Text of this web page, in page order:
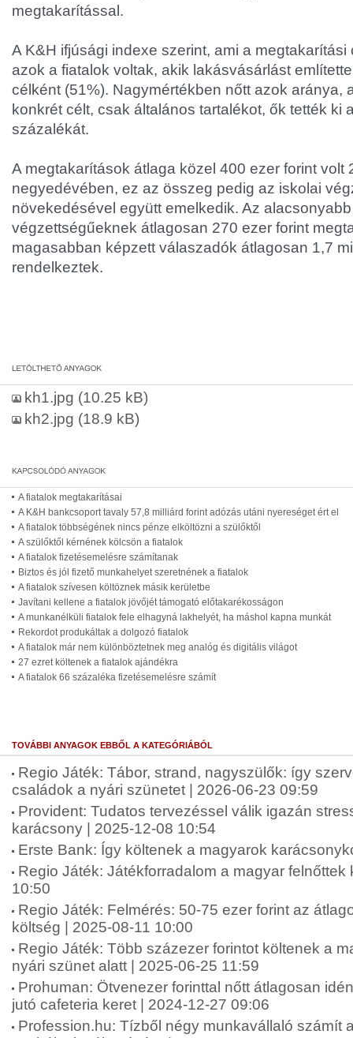
megtakarítással.
A K&H ifjúsági indexe szerint, ami a megtakarítási
azok a fiatalok voltak, akik lakásvásárlást
célként (51%). Nagymértékben nőtt azok aránya,
konkrét célt, csak általános tartalékot, ők tették ki
százalékát.
A megtakarítások átlaga közel 400 ezer forint volt
negyedévében, ez az összeg pedig az iskolai
növekedésével együtt emelkedik. Az
végzettségűeknek átlagosan 270 ezer forint
magasabban képzett válaszadók átlagosan 1,7
rendelkeztek.
kh1.jpg (10.25 kB)
kh2.jpg (18.9 kB)
A fiatalok megtakarításai
A K&H bankcsoport tavaly 57,8 milliárd forint adózás utáni nyereséget ért el
A fiatalok többségének nincs pénze elköltözni a szülőktől
A szülőktől kérnének kölcsön a fiatalok
A fiatalok fizetésemelésre számítanak
Biztos és jól fizető munkahelyet szeretnének a fiatalok
A fiatalok szívesen költöznek másik kerületbe
Javítani kellene a fiatalok jövőjét támogató előtakarékosságon
A munkanélküli fiatalok fele elhagyná lakhelyét, ha máshol kapna munkát
Rekordot produkáltak a dolgozó fiatalok
A fiatalok már nem különböztetnek meg analóg és digitális világot
27 ezret költenek a fiatalok ajándékra
A fiatalok 66 százaléka fizetésemelésre számít
TOVÁBBI ANYAGOK EBBŐL A KATEGÓRIÁBÓL
Regio Játék: Tábor, strand, nagyszülők: így
családok a nyári szünetet | 2026-06-23 09:59
Provident: Tudatos tervezéssel válik igazán
karácsony | 2025-12-08 10:54
Erste Bank: Így költenek a magyarok
Regio Játék: Játékforradalom a magyar felnőttek
10:50
Regio Játék: Felmérés: 50-75 ezer forint az
költség | 2025-08-11 10:00
Regio Játék: Több százezer forintot költenek a
nyári szünet alatt | 2025-06-25 11:59
Prohuman: Ötvenezer forinttal nőtt átlagosan
jutó cafeteria keret | 2024-12-27 09:06
Profession.hu: Tízből négy munkavállaló számít